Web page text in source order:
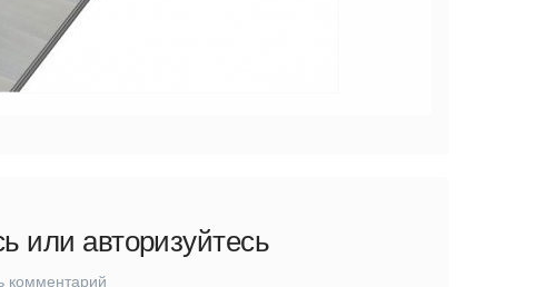
или авторизуйтесь
комментарий